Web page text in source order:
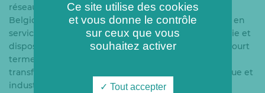
réseau de chaleur urbain de la ville de Herstal, en
Belgique, exploité par sa filiale HEVE. Ce réseau, mis en
service récemment, est le plus important de Wallonie et
dispose de perspectives de développement à très court
terme sur l’éco-quartier de Rives Ardentes. La
transformation du site de Chertal, ex-site sidérurgique et
industriel, va débuter et sera un axe fort de
Ce site utilise des cookies
et vous donne le contrôle
sur ceux que vous
souhaitez activer
Tout accepter